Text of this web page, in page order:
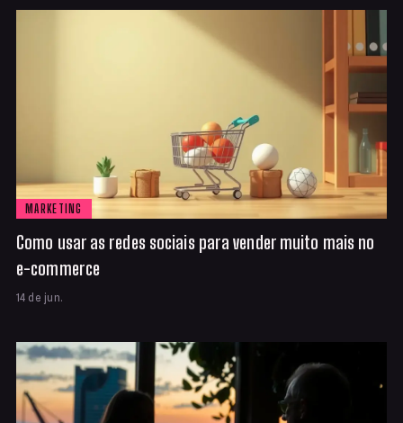
MARKETING
Como usar as redes sociais para vender muito mais no
e-commerce
14 de jun.